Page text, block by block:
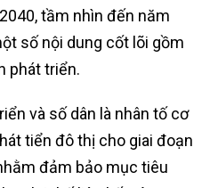
tầm nhìn đến năm
số nội dung cốt lõi gồm
phát triển.
và số dân là nhân tố cơ
tiển đô thị cho giai đoạn
đảm bảo mục tiêu